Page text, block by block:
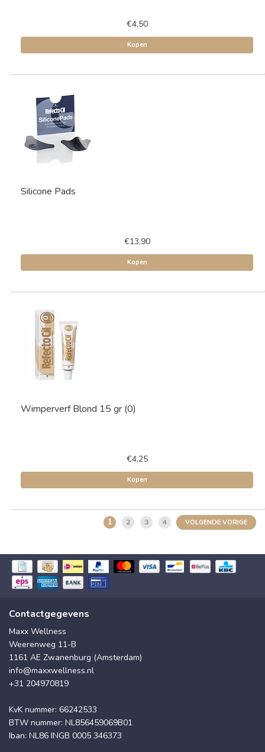
€4,50
Kopen
Silicone Pads
€13,90
Kopen
Wimperverf Blond 15 gr (0)
€4,25
Kopen
1 2 3 4 VOLGENDE VORIGE
Contactgegevens
Maxx Wellness
Weerenweg 11-B
1161 AE Zwanenburg (Amsterdam)
info@maxxwellness.nl
+31 204970819
KvK nummer: 66242533
BTW nummer: NL856459069B01
Iban: NL86 INGB 0005 346373